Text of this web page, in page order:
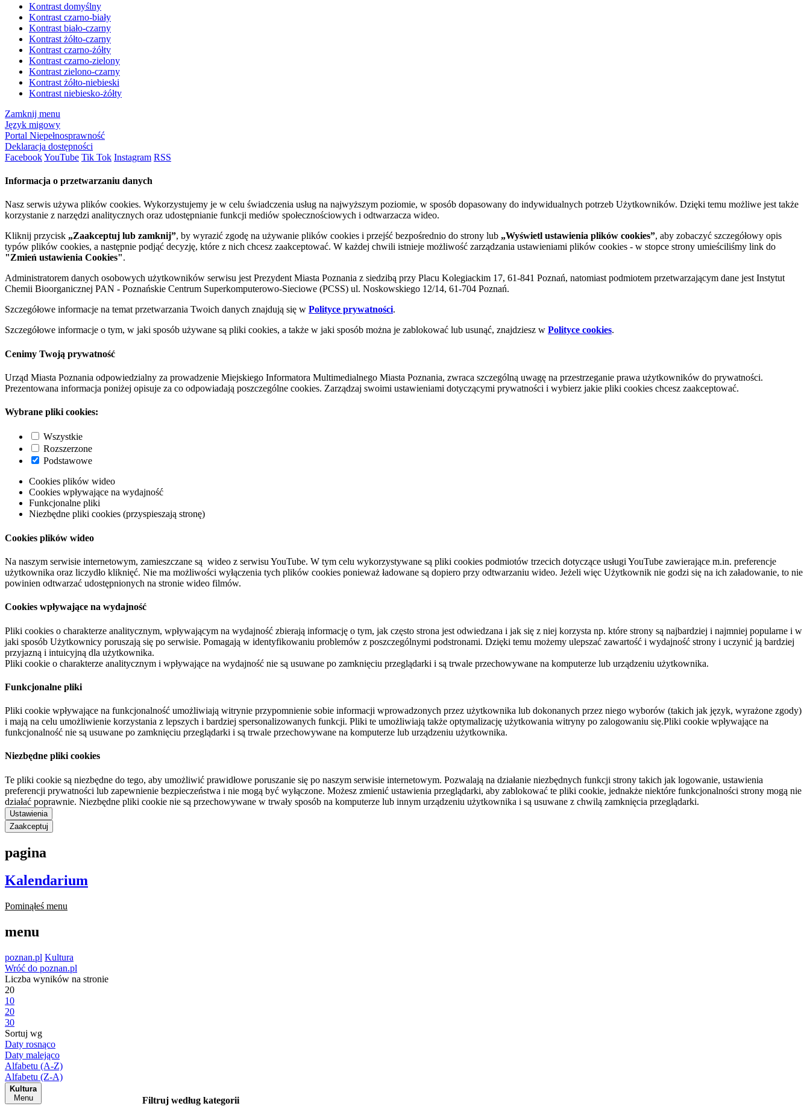
Kontrast domyślny
Kontrast czarno-biały
Kontrast biało-czarny
Kontrast żółto-czarny
Kontrast czarno-żółty
Kontrast czarno-zielony
Kontrast zielono-czarny
Kontrast żółto-niebieski
Kontrast niebiesko-żółty
Zamknij menu
Język migowy
Portal Niepełnosprawność
Deklaracja dostępności
FacebookYouTube Tik Tok Instagram RSS
Informacja o przetwarzaniu danych
Nasz serwis używa plików cookies. Wykorzystujemy je w celu świadczenia usług na najwyższym poziomie, w sposób dopasowany do indywidualnych potrzeb Użytkowników. Dzięki temu możliwe jest także
korzystanie z narzędzi analitycznych oraz udostępnianie funkcji mediów społecznościowych i odtwarzacza wideo.
Kliknij przycisk „Zaakceptuj lub zamknij”, by wyrazić zgodę na używanie plików cookies i przejść bezpośrednio do strony lub „Wyświetl ustawienia plików cookies”, aby zobaczyć szczegółowy opis
typów plików cookies, a następnie podjąć decyzję, które z nich chcesz zaakceptować. W każdej chwili istnieje możliwość zarządzania ustawieniami plików cookies - w stopce strony umieściliśmy link do
"Zmień ustawienia Cookies".
Administratorem danych osobowych użytkowników serwisu jest Prezydent Miasta Poznania z siedzibą przy Placu Kolegiackim 17, 61-841 Poznań, natomiast podmiotem przetwarzającym dane jest Instytut
Chemii Bioorganicznej PAN - Poznańskie Centrum Superkomputerowo-Sieciowe (PCSS) ul. Noskowskiego 12/14, 61-704 Poznań.
Szczegółowe informacje na temat przetwarzania Twoich danych znajdują się w Polityce prywatności.
Szczegółowe informacje o tym, w jaki sposób używane są pliki cookies, a także w jaki sposób można je zablokować lub usunąć, znajdziesz w Polityce cookies.
Cenimy Twoją prywatność
Urząd Miasta Poznania odpowiedzialny za prowadzenie Miejskiego Informatora Multimedialnego Miasta Poznania, zwraca szczególną uwagę na przestrzeganie prawa użytkowników do prywatności.
Prezentowana informacja poniżej opisuje za co odpowiadają poszczególne cookies. Zarządzaj swoimi ustawieniami dotyczącymi prywatności i wybierz jakie pliki cookies chcesz zaakceptować.
Wybrane pliki cookies:
Wszystkie
Rozszerzone
Podstawowe
Cookies plików wideo
Cookies wpływające na wydajność
Funkcjonalne pliki
Niezbędne pliki cookies (przyspieszają stronę)
Cookies plików wideo
Na naszym serwisie internetowym, zamieszczane są wideo z serwisu YouTube. W tym celu wykorzystywane są pliki cookies podmiotów trzecich dotyczące usługi YouTube zawierające m.in. preferencje
użytkownika oraz liczydło kliknięć. Nie ma możliwości wyłączenia tych plików cookies ponieważ ładowane są dopiero przy odtwarzaniu wideo. Jeżeli więc Użytkownik nie godzi się na ich załadowanie, to nie
powinien odtwarzać udostępnionych na stronie wideo filmów.
Cookies wpływające na wydajność
Pliki cookies o charakterze analitycznym, wpływającym na wydajność zbierają informację o tym, jak często strona jest odwiedzana i jak się z niej korzysta np. które strony są najbardziej i najmniej popularne i w
jaki sposób Użytkownicy poruszają się po serwisie. Pomagają w identyfikowaniu problemów z poszczególnymi podstronami. Dzięki temu możemy ulepszać zawartość i wydajność strony i uczynić ją bardziej
przyjazną i intuicyjną dla użytkownika.
Pliki cookie o charakterze analitycznym i wpływające na wydajność nie są usuwane po zamknięciu przeglądarki i są trwale przechowywane na komputerze lub urządzeniu użytkownika.
Funkcjonalne pliki
Pliki cookie wpływające na funkcjonalność umożliwiają witrynie przypomnienie sobie informacji wprowadzonych przez użytkownika lub dokonanych przez niego wyborów (takich jak język, wyrażone zgody)
i mają na celu umożliwienie korzystania z lepszych i bardziej spersonalizowanych funkcji. Pliki te umożliwiają także optymalizację użytkowania witryny po zalogowaniu się.Pliki cookie wpływające na
funkcjonalność nie są usuwane po zamknięciu przeglądarki i są trwale przechowywane na komputerze lub urządzeniu użytkownika.
Niezbędne pliki cookies
Te pliki cookie są niezbędne do tego, aby umożliwić prawidłowe poruszanie się po naszym serwisie internetowym. Pozwalają na działanie niezbędnych funkcji strony takich jak logowanie, ustawienia
preferencji prywatności lub zapewnienie bezpieczeństwa i nie mogą być wyłączone. Możesz zmienić ustawienia przeglądarki, aby zablokować te pliki cookie, jednakże niektóre funkcjonalności strony mogą nie
działać poprawnie. Niezbędne pliki cookie nie są przechowywane w trwały sposób na komputerze lub innym urządzeniu użytkownika i są usuwane z chwilą zamknięcia przeglądarki.
Ustawienia
Zaakceptuj
pagina
Kalendarium
Pominąłeś menu
menu
poznan.pl Kultura
Wróć do poznan.pl
Liczba wyników na stronie
20
10
20
30
Sortuj wg
Daty rosnąco
Daty malejąco
Alfabetu (A-Z)
Alfabetu (Z-A)
Kultura
Menu
Filtruj według kategorii